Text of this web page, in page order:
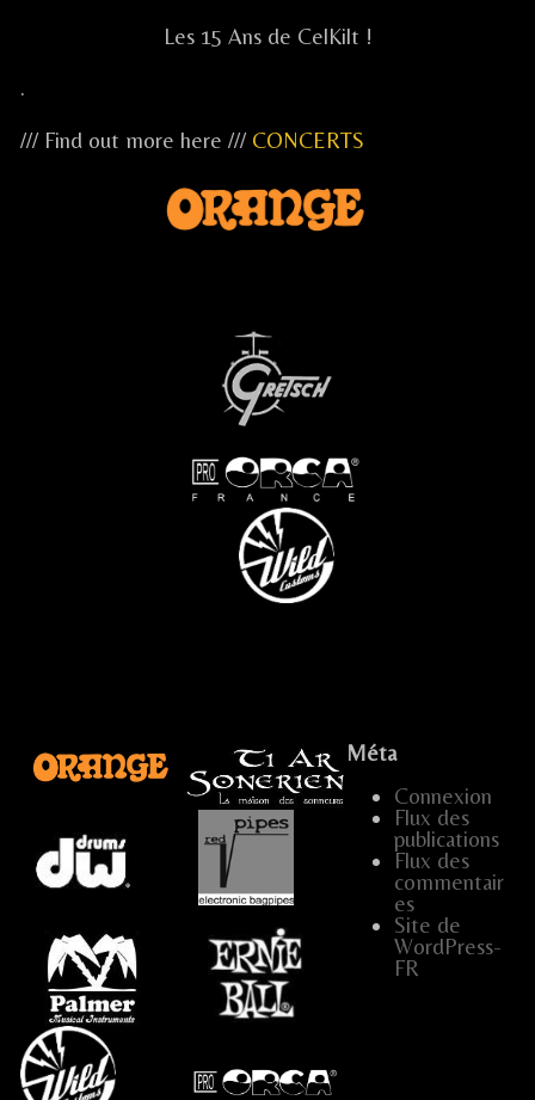
Les 15 Ans de CelKilt !
.
/// Find out more here /// CONCERTS
Méta
Connexion
Flux des
publications
Flux des
commentair
es
Site de
WordPress-
FR